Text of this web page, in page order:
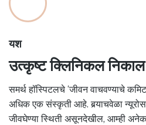
यश
उत्कृष्ट क्लिनिकल निकाल
समर्थ हॉस्पिटलचे ‘जीवन वाचवण्याचे
अधिक एक संस्कृती आहे. बर्‍याचवेळा
जीवघेण्या स्थिती असूनदेखील, आम्ही